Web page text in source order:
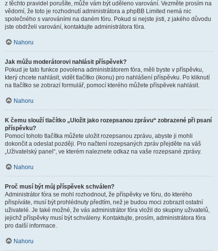
z těchto pravidel porušíte, může vám být uděleno varování. Vezměte prosím na
vědomí, že toto je rozhodnutí administrátora a phpBB Limited nemá nic
společného s varováními na daném fóru. Pokud si nejste jisti, z jakého důvodu
jste obdrželi varování, kontaktujte administrátora fóra.
Nahoru
Jak můžu moderátorovi nahlásit příspěvek?
Pokud je tato funkce povolena administrátorem fóra, měli byste v příspěvku,
který chcete nahlásit, vidět tlačítko (ikonu) pro nahlášení příspěvku. Po kliknutí
na tlačítko se zobrazí formulář, pomocí kterého můžete příspěvek nahlásit.
Nahoru
K čemu slouží tlačítko „Uložit jako rozepsanou zprávu“ zobrazené při psaní
příspěvku?
Pomocí tohoto tlačítka můžete uložit rozepsanou zprávu, abyste ji mohli
dokončit a odeslat později. Pro načtení rozepsaných zpráv přejděte na váš
„Uživatelský panel“, ve kterém naleznete odkaz na vaše rozepsané zprávy.
Nahoru
Proč musí být můj příspěvek schválen?
Administrátor fóra se mohl rozhodnout, že příspěvky ve fóru, do kterého
přispíváte, musí být prohlédnuty předtím, než je budou moci zobrazit ostatní
uživatelé. Je také možné, že vás administrátor fóra vložil do skupiny uživatelů,
jejichž příspěvky musí být schváleny. Kontaktujte, prosím, administrátora fóra
pro další informace.
Nahoru